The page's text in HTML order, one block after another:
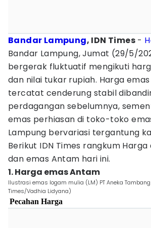
Bandar Lampung, IDN Times -
Bandar Lampung, Jumat (29/5/
bergerak fluktuatif mengikuti
dan nilai tukar rupiah. Harga
tercatat cenderung stabil
perdagangan sebelumnya,
emas perhiasan di toko-toko
Lampung bervariasi tergantung
Berikut IDN Times rangkum
dan emas Antam hari ini.
1. Harga emas Antam
Ilustrasi emas logam mulia (LM) PT Aneka
Times/Vadhia Lidyana)
Pecahan Harga